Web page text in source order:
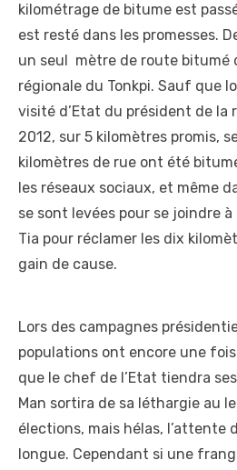
kilométrage de bitume est
est resté dans les promesses.
un seul mètre de route bitumé
régionale du Tonkpi. Sauf que
visité d’Etat du président de la
2012, sur 5 kilomètres promis,
kilomètres de rue ont été
les réseaux sociaux, et même
se sont levées pour se joindre
Tia pour réclamer les dix
gain de cause.
Lors des campagnes
populations ont encore une
que le chef de l’Etat tiendra
Man sortira de sa léthargie au
élections, mais hélas, l’attente
longue. Cependant si une